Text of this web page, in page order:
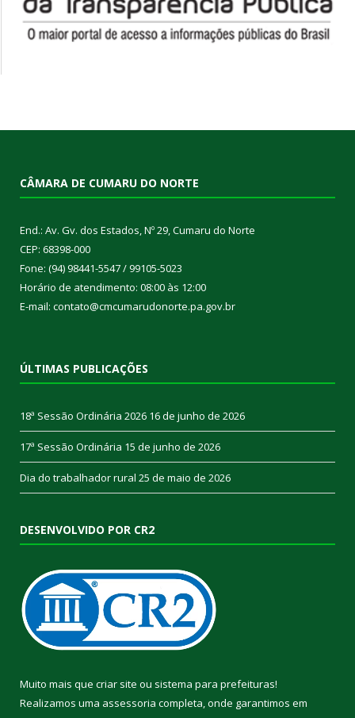
CÂMARA DE CUMARU DO NORTE
End.: Av. Gv. dos Estados, Nº 29, Cumaru do Norte
CEP: 68398-000
Fone: (94) 98441-5547 / 99105-5023
Horário de atendimento: 08:00 às 12:00
E-mail: contato@cmcumarudonorte.pa.gov.br
ÚLTIMAS PUBLICAÇÕES
18ª Sessão Ordinária 2026 16 de junho de 2026
17ª Sessão Ordinária 15 de junho de 2026
Dia do trabalhador rural 25 de maio de 2026
DESENVOLVIDO POR CR2
Muito mais que criar site ou sistema para prefeituras!
Realizamos uma assessoria completa, onde garantimos em